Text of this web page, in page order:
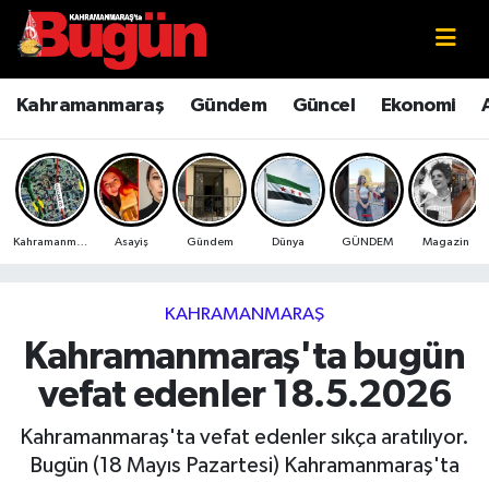
Kahramanmaraş Gündem Güncel Ekonomi
Asayiş Gündem Dünya GÜNDEM Magazin
KAHRAMANMARAŞ
Kahramanmaraş'ta bugün
vefat edenler 18.5.2026
Kahramanmaraş'ta vefat edenler sıkça aratılıyor.
Bugün (18 Mayıs Pazartesi) Kahramanmaraş'ta
Kahramanmaraş
Kahramanmaraş Sokak Röportajları
Bilim ve Teknoloji
Çevre
Ekonomi
Güncel
Kahramanmaraş Nöbetçi Eczaneler
Kahramanmaraş Hava Durumu
Kahramanmaraş Namaz Vakitleri
Kahramanmaraş Trafik Yoğunluk Haritası
Süper Lig Puan Durumu ve Fikstür
Tüm Manşetler
Haber Arşivi